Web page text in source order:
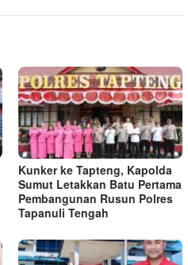
Kunker ke Tapteng, Kapolda
Sumut Letakkan Batu Pertama
Pembangunan Rusun Polres
Tapanuli Tengah